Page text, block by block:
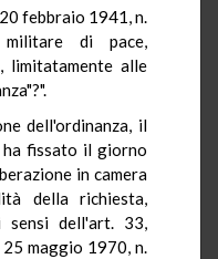
febbraio 1941, n.
di pace,
limitatamente alle
dell'ordinanza, il
fissato il giorno
in camera
della richiesta,
sensi dell'art. 33,
25 maggio 1970, n.